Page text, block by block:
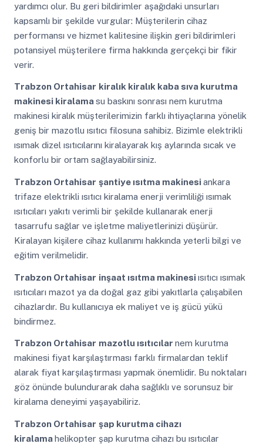
yardımcı olur. Bu geri bildirimler aşağıdaki unsurları
kapsamlı bir şekilde vurgular: Müşterilerin cihaz
performansı ve hizmet kalitesine ilişkin geri bildirimleri
potansiyel müşterilere firma hakkında gerçekçi bir fikir
verir.
Trabzon Ortahisar kiralık kiralık kaba sıva kurutma
makinesi kiralamasu baskını sonrası nem kurutma
makinesi kiralık müşterilerimizin farklı ihtiyaçlarına yönelik
geniş bir mazotlu ısıtıcı filosuna sahibiz. Bizimle elektrikli
ısımak dizel ısıtıcılarını kiralayarak kış aylarında sıcak ve
konforlu bir ortam sağlayabilirsiniz.
Trabzon Ortahisar şantiye ısıtma makinesiankara
trifaze elektrikli ısıtıcı kiralama enerji verimliliği ısımak
ısıtıcıları yakıtı verimli bir şekilde kullanarak enerji
tasarrufu sağlar ve işletme maliyetlerinizi düşürür.
Kiralayan kişilere cihaz kullanımı hakkında yeterli bilgi ve
eğitim verilmelidir.
Trabzon Ortahisar inşaat ısıtma makinesiısıtıcı ısımak
ısıtıcıları mazot ya da doğal gaz gibi yakıtlarla çalışabilen
cihazlardır. Bu kullanıcıya ek maliyet ve iş gücü yükü
bindirmez.
Trabzon Ortahisar mazotlu ısıtıcılar nem kurutma
makinesi fiyat karşılaştırması farklı firmalardan teklif
alarak fiyat karşılaştırması yapmak önemlidir. Bu noktaları
göz önünde bulundurarak daha sağlıklı ve sorunsuz bir
kiralama deneyimi yaşayabiliriz.
Trabzon Ortahisar şap kurutma cihazı
kiralamahelikopter şap kurutma cihazı bu ısıtıcılar